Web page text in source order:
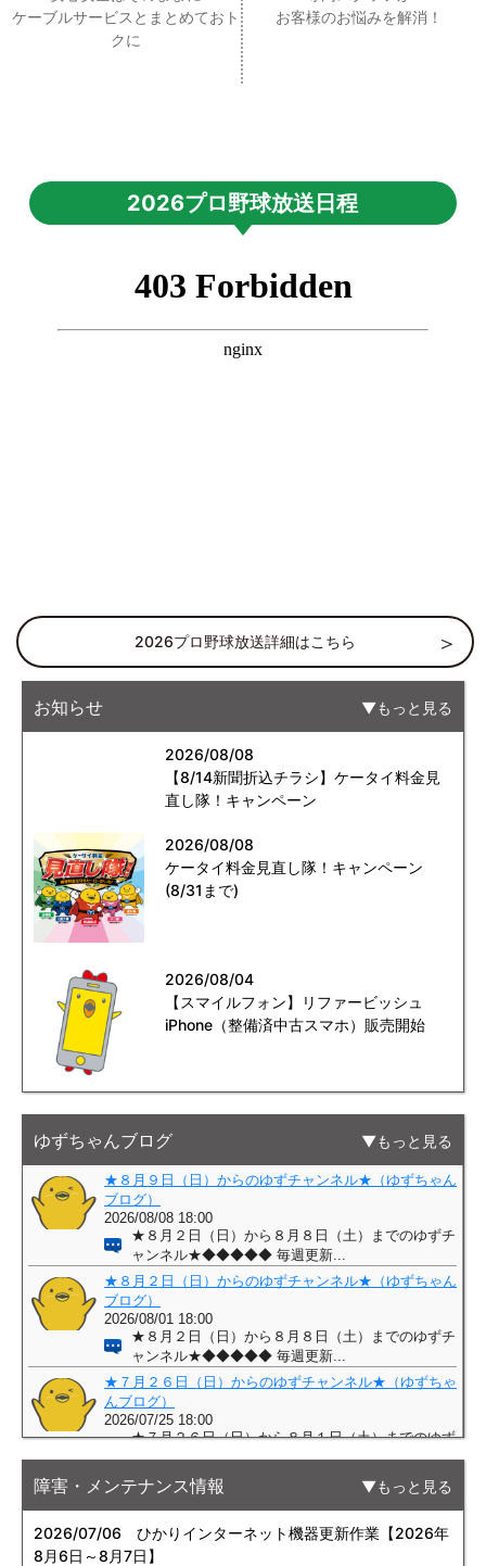
ケーブルサービスとまとめておト
クに
お客様のお悩みを解消！
2026プロ野球放送日程
2026プロ野球放送詳細はこちら
お知らせ もっと見る
2026/08/08
【8/14新聞折込チラシ】ケータイ料金見
直し隊！キャンペーン
2026/08/08
ケータイ料金見直し隊！キャンペーン
(8/31まで)
2026/08/04
【スマイルフォン】リファービッシュ
iPhone（整備済中古スマホ）販売開始
ゆずちゃんブログ もっと見る
障害・メンテナンス情報 もっと見る
2026/07/06 ひかりインターネット機器更新作業【2026年
8月6日～8月7日】